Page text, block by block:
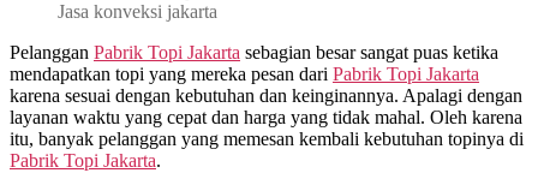
Jasa konveksi jakarta
Pelanggan Pabrik Topi Jakarta sebagian besar sangat puas ketika
mendapatkan topi yang mereka pesan dari Pabrik Topi Jakarta
karena sesuai dengan kebutuhan dan keinginannya. Apalagi dengan
layanan waktu yang cepat dan harga yang tidak mahal. Oleh karena
itu, banyak pelanggan yang memesan kembali kebutuhan topinya di
Pabrik Topi Jakarta.